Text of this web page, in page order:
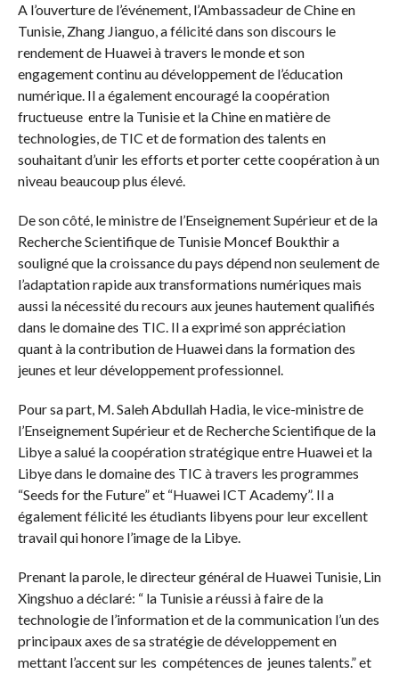
A l’ouverture de l’événement, l’Ambassadeur de Chine en
Tunisie, Zhang Jianguo, a félicité dans son discours le
rendement de Huawei à travers le monde et son
engagement continu au développement de l’éducation
numérique. Il a également encouragé la coopération
fructueuse entre la Tunisie et la Chine en matière de
technologies, de TIC et de formation des talents en
souhaitant d’unir les efforts et porter cette coopération à un
niveau beaucoup plus élevé.
De son côté, le ministre de l’Enseignement Supérieur et de la
Recherche Scientifique de Tunisie Moncef Boukthir a
souligné que la croissance du pays dépend non seulement de
l’adaptation rapide aux transformations numériques mais
aussi la nécessité du recours aux jeunes hautement qualifiés
dans le domaine des TIC. Il a exprimé son appréciation
quant à la contribution de Huawei dans la formation des
jeunes et leur développement professionnel.
Pour sa part, M. Saleh Abdullah Hadia, le vice-ministre de
l’Enseignement Supérieur et de Recherche Scientifique de la
Libye a salué la coopération stratégique entre Huawei et la
Libye dans le domaine des TIC à travers les programmes
“Seeds for the Future” et “Huawei ICT Academy”. Il a
également félicité les étudiants libyens pour leur excellent
travail qui honore l’image de la Libye.
Prenant la parole, le directeur général de Huawei Tunisie, Lin
Xingshuo a déclaré: “ la Tunisie a réussi à faire de la
technologie de l’information et de la communication l’un des
principaux axes de sa stratégie de développement en
mettant l’accent sur les compétences de jeunes talents.” et